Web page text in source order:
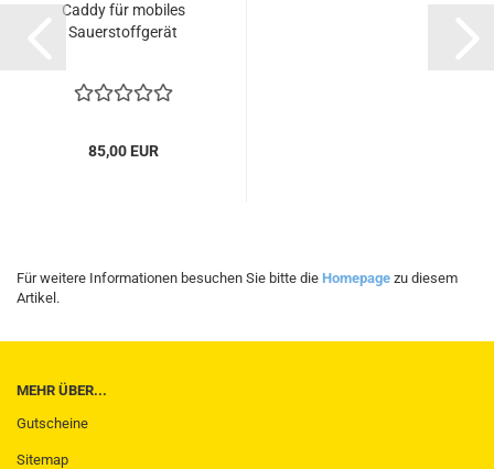
Caddy für mobiles
Sauerstoffgerät
85,00 EUR
Für weitere Informationen besuchen Sie bitte die Homepage zu diesem
Artikel.
MEHR ÜBER...
Gutscheine
Sitemap